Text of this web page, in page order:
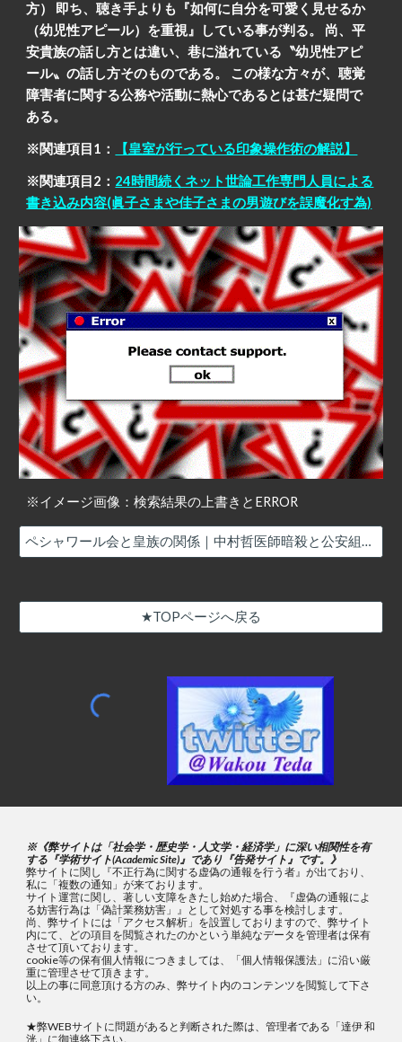
方） 即ち、聴き手よりも『如何に自分を可愛く見せるか
（幼児性アピール）を重視』している事が判る。 尚、平
安貴族の話し方とは違い、巷に溢れている〝幼児性アピ
ール〟の話し方そのものである。 この様な方々が、聴覚
障害者に関する公務や活動に熱心であるとは甚だ疑問で
ある。
※関連項目1： 【皇室が行っている印象操作術の解説】
※関連項目2： 24時間続くネット世論工作専門人員による
書き込み内容(眞子さまや佳子さまの男遊びを誤魔化す為)
※イメージ画像：検索結果の上書きとERROR
ペシャワール会と皇族の関係｜中村哲医師暗殺と公安組織の関係
★TOPページへ戻る
※《弊サイトは「社会学・歴史学・人文学・経済学」に深い相関性を有
する『学術サイト(Academic Site)』であり『告発サイト』です。》
弊サイトに関し『不正行為に関する虚偽の通報を行う者』が出ており、
私に「複数の通知」が来ております。
サイト運営に関し、著しい支障をきたし始めた場合、『虚偽の通報によ
る妨害行為は「偽計業務妨害」』として対処する事を検討します。
尚、弊サイトには「アクセス解析」を設置しておりますので、弊サイト
内にて、どの項目を閲覧されたのかという単純なデータを管理者は保有
させて頂いております。
cookie等の保有個人情報につきましては、「個人情報保護法」に沿い厳
重に管理させて頂きます。
以上の事に同意頂ける方のみ、弊サイト内のコンテンツを閲覧して下さ
い。
★弊WEBサイトに問題があると判断された際は、管理者である「達伊 和
洸」に御連絡下さい。